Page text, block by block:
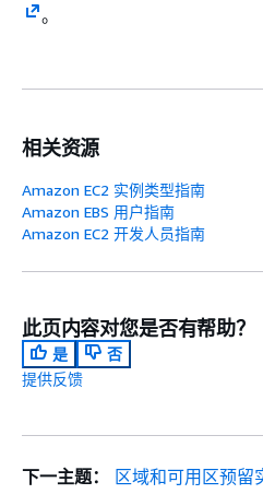
。
相关资源
Amazon EC2 实例类型指南
Amazon EBS 用户指南
Amazon EC2 开发人员指南
此页内容对您是否有帮助？
是
否
提供反馈
下一主题：
区域和可用区预留